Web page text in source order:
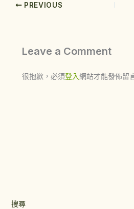
PREVIOUS
Leave a Comment
很抱歉，必須登入網站才能發佈留
搜尋